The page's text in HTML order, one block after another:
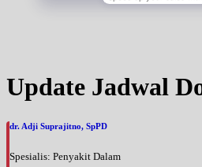
Update Jadwal
dr. Adji Suprajitno, SpPD
Spesialis: Penyakit Dalam